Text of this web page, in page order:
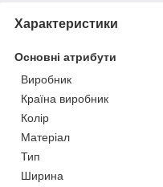
Характеристики
Основні атрибути
Виробник
Країна виробник
Колір
Матеріал
Тип
Ширина